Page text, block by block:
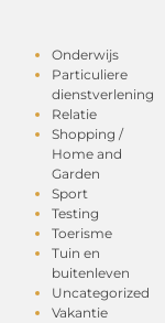
Onderwijs
Particuliere
dienstverlening
Relatie
Shopping /
Home and
Garden
Sport
Testing
Toerisme
Tuin en
buitenleven
Uncategorized
Vakantie